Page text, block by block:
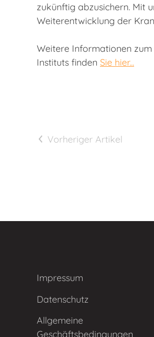
zukünftig abzusichern. Mit
Weiterentwicklung der
Weitere Informationen
Instituts finden Sie hier...
Vorheriger Artikel
Impressum
Datenschutz
Allgemeine
Geschäftsbedingungen